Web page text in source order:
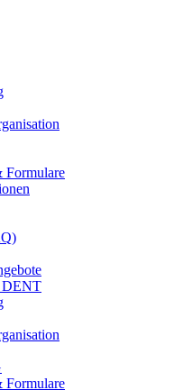
Formulare
DENT
Formulare